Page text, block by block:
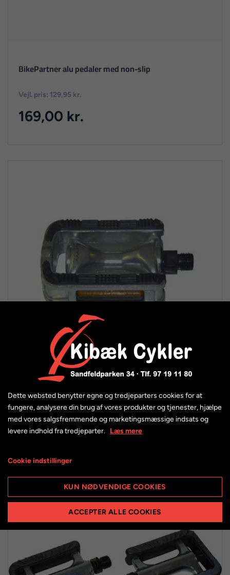
BikePartner alu pedaler med non-slip
Vejl. pris: 129,95 kr.
169,00 kr.
BikePartner alu pedal med Non-Slip
179,95 kr.
Dette websted benytter egne og tredjeparters cookies for at
fungere, analysere din brug af vores produkter og tjenester, hjælpe
med vores salgsfremmende og marketingsmæssige indsats og
levere indhold fra tredjeparter. Læs mere
Cookie indstillinger
KUN NØDVENDIGE COOKIES
ACCEPTER ALLE COOKIES